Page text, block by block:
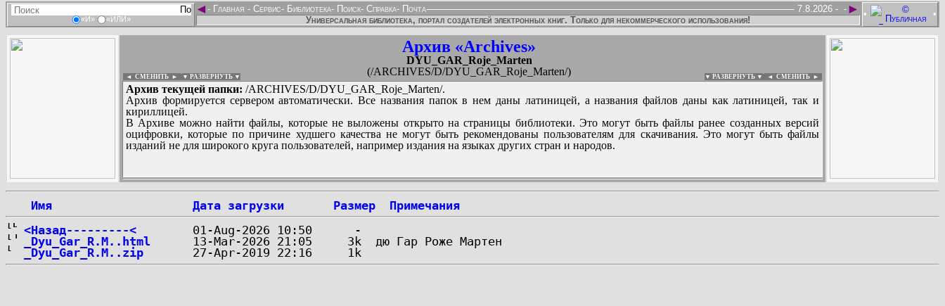
«И» «ИЛИ»
• •
◄ ►
- Главная - Сервис- Библиотека- Поиск- Справка- Почта -
7.8.2026 -
Универсальная библиотека, портал создателей электронных книг. Только для некоммерческого использования!
Архив «Archives»
DYU_GAR_Roje_Marten
(/ARCHIVES/D/DYU_GAR_Roje_Marten/)
◄ СМЕНИТЬ ► ▼ РАЗВЕРНУТЬ ▼ ▼ РАЗВЕРНУТЬ ▼ ◄ СМЕНИТЬ ►
Архив текущей папки: /ARCHIVES/D/DYU_GAR_Roje_Marten/.
Архив формируется сервером автоматически. Все названия папок в нем даны латиницей, а названия файлов даны как латиницей, так и
кириллицей.
В Архиве можно найти файлы, которые не выложены открыто на страницы библиотеки. Это могут быть файлы ранее созданных версий
оцифровки, которые по причине худшего качества не могут быть рекомендованы пользователям для скачивания. Это могут быть файлы
изданий не для широкого круга пользователей, например издания на языках других стран и народов.
:
...
Имя Дата загрузки Размер
Примечания
<Назад---------<
_Dyu_Gar_R.M..html
_Dyu_Gar_R.M..zip